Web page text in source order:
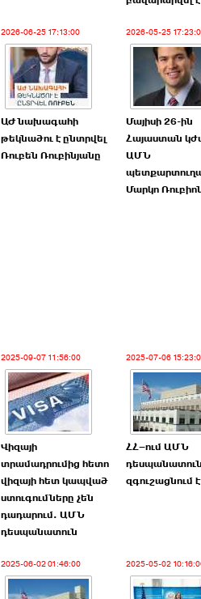
2026-06-25 17:13:00
ԱԺ նախագահի
թեկնածու է ընտրվել
Ռուբեն Ռուբինյանը
2026-05-25
Մայիսի 26-ին
Հայաստան
ԱՄՆ
Մարկո
2025-09-07 11:56:00
Վիզայի
տրամադրումից հետո
վիզայի հետ կապված
ստուգումները չեն
դադարում. ԱՄՆ
դեսպանատուն
2025-07-06
ՀՀ–ում ԱՄՆ
զգուշացնում է
2025-06-02 01:46:00 2025-05-02